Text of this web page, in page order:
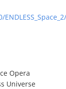
Opera
Universe